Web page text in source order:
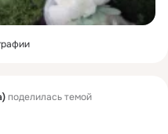
поделилась темой